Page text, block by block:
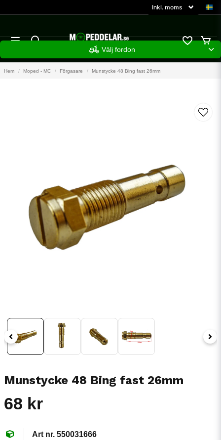
Välj fordon
Hem Moped - MC Förgasare Munstycke 48 Bing fast 26mm
Munstycke 48 Bing fast 26mm
68 kr
550031666